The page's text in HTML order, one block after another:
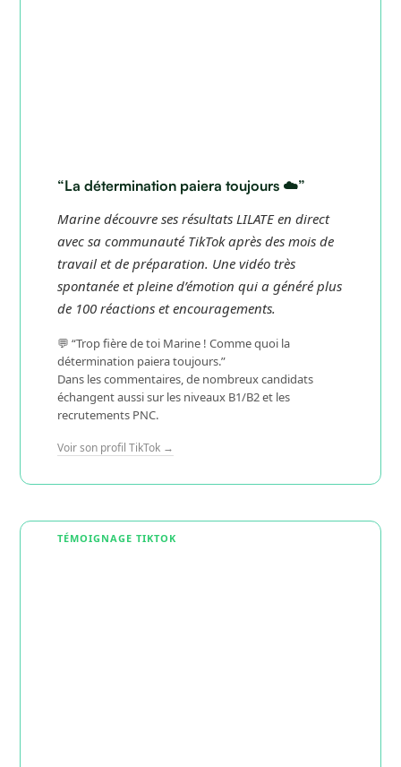
“La détermination paiera toujours ☁️”
Marine découvre ses résultats LILATE en direct
avec sa communauté TikTok après des mois de
travail et de préparation. Une vidéo très
spontanée et pleine d’émotion qui a généré plus
de 100 réactions et encouragements.
💬 “Trop fière de toi Marine ! Comme quoi la
détermination paiera toujours.”
Dans les commentaires, de nombreux candidats
échangent aussi sur les niveaux B1/B2 et les
recrutements PNC.
Voir son profil TikTok →
TÉMOIGNAGE TIKTOK